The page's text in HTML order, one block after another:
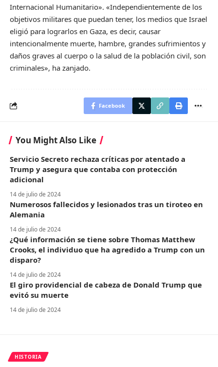
Internacional Humanitario». «Independientemente de los
objetivos militares que puedan tener, los medios que Israel
eligió para lograrlos en Gaza, es decir, causar
intencionalmente muerte, hambre, grandes sufrimientos y
daños graves al cuerpo o la salud de la población civil, son
criminales», ha zanjado.
Facebook
You Might Also Like
Servicio Secreto rechaza críticas por atentado a
Trump y asegura que contaba con protección
adicional
14 de julio de 2024
Numerosos fallecidos y lesionados tras un tiroteo en
Alemania
14 de julio de 2024
¿Qué información se tiene sobre Thomas Matthew
Crooks, el individuo que ha agredido a Trump con un
disparo?
14 de julio de 2024
El giro providencial de cabeza de Donald Trump que
evitó su muerte
14 de julio de 2024
HISTORIA